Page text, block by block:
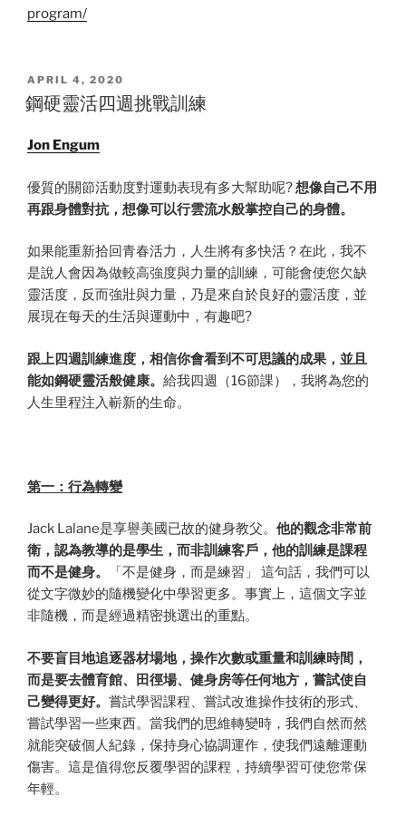
program/
POSTED
ON
APRIL 4, 2020
鋼硬靈活四週挑戰訓練
Jon Engum
優質的關節活動度對運動表現有多大幫助呢?想像自己不用
再跟身體對抗，想像可以行雲流水般掌控自己的身體。
如果能重新拾回青春活力，人生將有多快活？在此，我不
是說人會因為做較高強度與力量的訓練，可能會使您欠缺
靈活度，反而強壯與力量，乃是來自於良好的靈活度，並
展現在每天的生活與運動中，有趣吧?
跟上四週訓練進度，相信你會看到不可思議的成果，並且
能如鋼硬靈活般健康。 給我四週（16節課），我將為您的
人生里程注入嶄新的生命。
第一：行為轉變
Jack Lalane是享譽美國已故的健身教父。 他的觀念非常前
衛，認為教導的是學生，而非訓練客戶，他的訓練是課程
而不是健身。
「不是健身，而是練習」 這句話，我們可以
從文字微妙的隨機變化中學習更多。事實上，這個文字並
非隨機，而是經過精密挑選出的重點。
不要盲目地追逐器材場地，操作次數或重量和訓練時間，
而是要去體育館、田徑場、健身房等任何地方，嘗試使自
己變得更好。 嘗試學習課程、嘗試改進操作技術的形式、
嘗試學習一些東西。當我們的思維轉變時，我們自然而然
就能突破個人紀錄，保持身心協調運作，使我們遠離運動
傷害。這是值得您反覆學習的課程，持續學習可使您常保
年輕。